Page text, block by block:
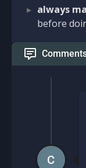
always
before
C